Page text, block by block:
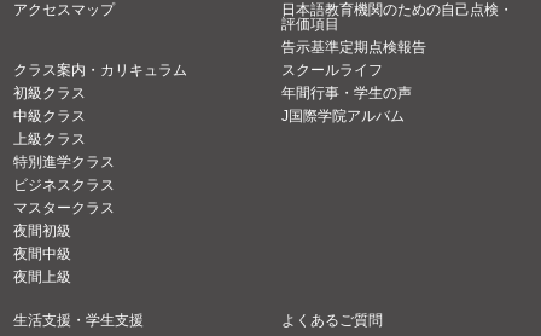
アクセスマップ
日本語教育機関のための自己点検・
評価項目
告示基準定期点検報告
クラス案内・カリキュラム
初級クラス
中級クラス
上級クラス
特別進学クラス
ビジネスクラス
マスタークラス
夜間初級
夜間中級
夜間上級
スクールライフ
年間行事・学生の声
J国際学院アルバム
生活支援・学生支援
よくあるご質問